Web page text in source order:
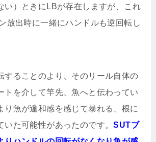
い）ときにLBが存在しますが、これ
放出時に一緒にハンドルも逆回転し
することのより、そのリール自体の
トを介して竿先、魚へと伝わってい
り魚が違和感を感じて暴れる、根に
いた可能性があったのです。SUTブ